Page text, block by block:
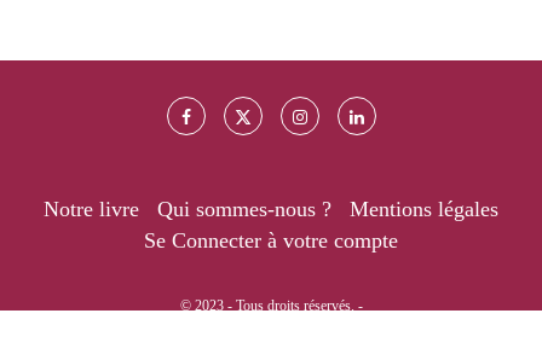
Notre livre Qui sommes-nous ?
Mentions légales
Se Connecter à votre compte
© 2023 - Tous droits réservés. -